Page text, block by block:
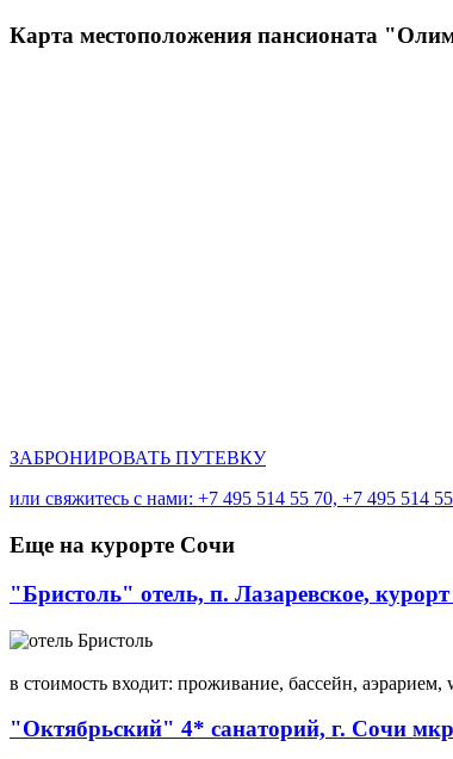
Карта местоположения пансионата
ЗАБРОНИРОВАТЬ ПУТЕВКУ
или свяжитесь с нами: +7 495 514 55 70, +7 495 514 55
Еще на курорте Сочи
"Бристоль" отель, п. Лазаревское,
в стоимость входит: проживание, бассейн,
"Октябрьский" 4* санаторий, г. Сочи